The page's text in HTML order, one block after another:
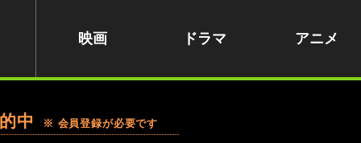
映画 ドラマ アニメ
中 ※ 会員登録が必要です